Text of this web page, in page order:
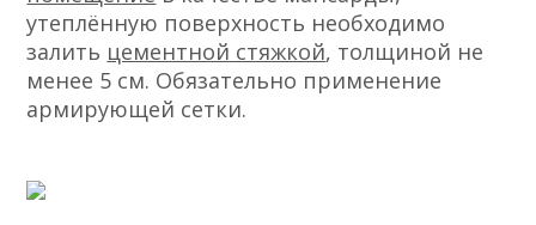
утеплённую поверхность необходимо
залить цементной стяжкой, толщиной не
менее 5 см. Обязательно применение
армирующей сетки.